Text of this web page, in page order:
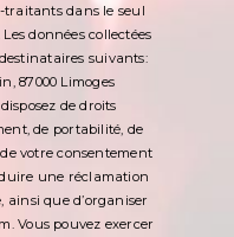
traitants dans le seul
données collectées
suivants:
87000 Limoges
de droits
de portabilité, de
votre consentement
une réclamation
ainsi que d’organiser
Vous pouvez exercer